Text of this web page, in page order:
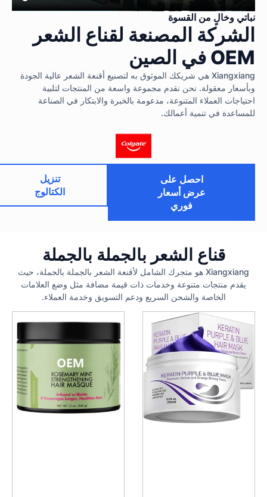
نباتي وخالٍ من القسوة
الشركة المصنعة لقناع الشعر
OEM في الصين
Xiangxiang هي شريكك الموثوق به لتصنيع أقنعة الشعر عالية الجودة
وبأسعار معقولة. نحن نقدم مجموعة واسعة من المنتجات لتلبية
احتياجات العملاء المتنوعة، مدعومة بالخبرة والابتكار في الصناعة
للمساعدة في تنمية أعمالك.
احصل على
عرض أسعار
فوري
تنزيل
الكتالوج
قناع الشعر بالجملة بالجملة
Xiangxiang هو متجرك الشامل لأقنعة الشعر بالجملة بالجملة، حيث
يقدم منتجات متنوعة وخدمات ذات قيمة مضافة مثل وضع العلامات
الخاصة والشحن السريع ودعم التسويق وخدمة العملاء.